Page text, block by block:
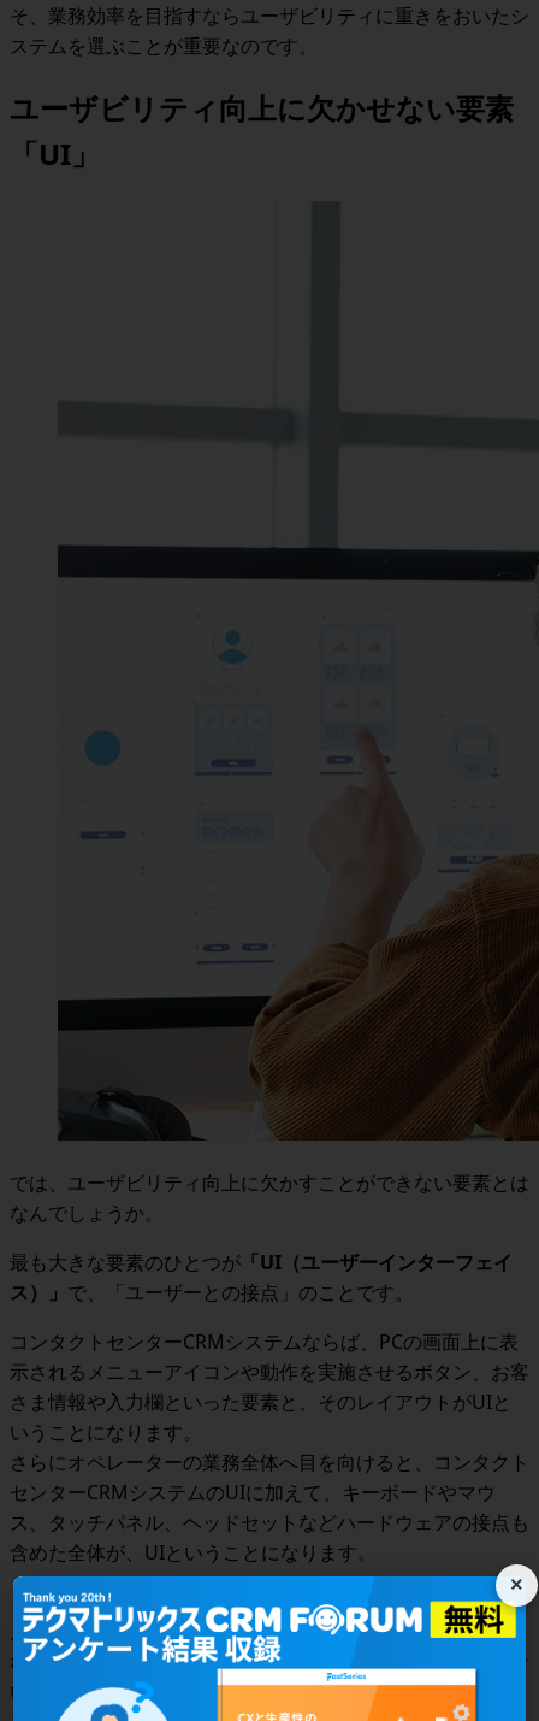
そ、 業務効率を目指すならユーザビリティに重きをおいたシ
ステムを選ぶことが重要なのです。
ユーザビリティ向上に欠かせない要素
「UI」
では、ユーザビリティ向上に欠かすことができない要素とは
なんでしょうか。
最も大きな要素のひとつが 「UI（ユーザーインターフェイ
ス）」 で、「ユーザーとの接点」のこと です。
コンタクトセンターCRMシステムならば、PCの画面上に表
示されるメニューアイコンや動作を実施させるボタン、お客
さま情報や入力欄といった要素と、そのレイアウトがUIと
いうことになります。
さらにオペレーターの業務全体へ目を向けると、コンタクト
センターCRMシステムのUIに加えて、 キーボードやマウ
ス、タッチパネル、ヘッドセットなどハードウェアの接点も
含めた全体が、UIということになります。
どんなにシステム利用者の求める機能を持つ優れたシステ
ム・サービスでも、UIの設計がユーザーに寄り添うもので
なければ、その機能を使いこなすことができず、誰も使わな
いシステム・サービスになりかねません。
×